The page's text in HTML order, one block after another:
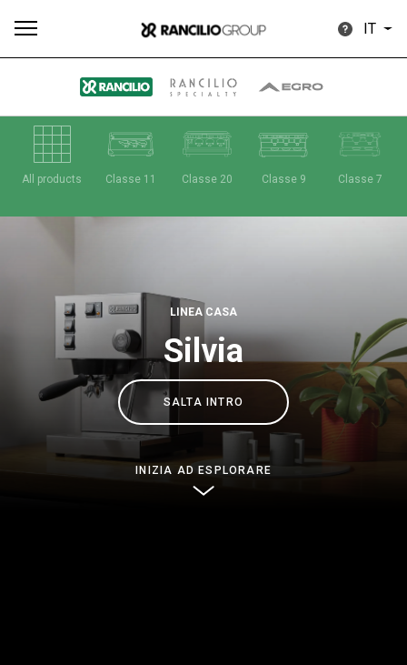
IT
All products Classe 11 Classe 20 Classe 9 Classe 7
LINEA CASA
Silvia
SALTA INTRO
INIZIA AD ESPLORARE
Tutti Prodotti News Download Altro
Brand
Il gruppo
News